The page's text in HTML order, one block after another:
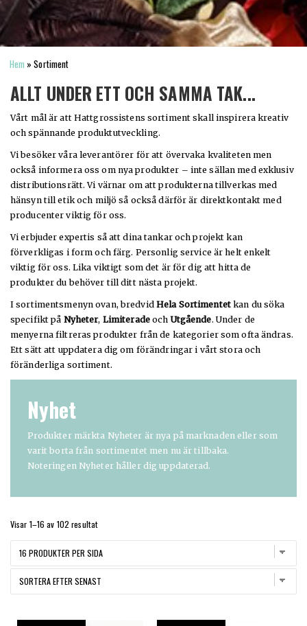
PRODUKTSORTIMENT
Hem »Sortiment
ALLT UNDER ETT OCH SAMMA TAK...
Vårt mål är att Hattgrossistens sortiment skall inspirera kreativ
och spännande produktutveckling.
Vi besöker våra leverantörer för att övervaka kvaliteten men
också informera oss om nya produkter – inte sällan med exklusiv
distributionsrätt. Vi värnar om att produkterna tillverkas med
hänsyn till etik och miljö så också därför är direktkontakt med
producenter viktig för oss.
Vi erbjuder expertis så att dina tankar och projekt kan
förverkligas i form och färg. Personlig service är helt enkelt
viktig för oss. Lika viktigt som det är för dig att hitta de
produkter du behöver till ditt nästa projekt.
I sortimentsmenyn ovan, bredvid Hela Sortimentetkan du söka
specifikt på Nyheter, LimiteradeochUtgående. Under de
menyerna filtreras produkter från de kategorier som ofta ändras.
Ett sätt att uppdatera dig om förändringar i vårt stora och
föränderliga sortiment.
Nyhet
Produkter märkta Nyheter är nya på marknaden eller som
varit borta från sortimentet men nu är tillbaka.
Noteringen Nyheter håller dig uppdaterad.
Visar 1–16 av 102 resultatSortera
efter
senaste